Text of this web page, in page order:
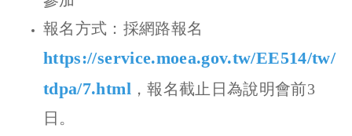
報名方式：採網路報名
https://service.moea.gov.tw/EE514/tw/
tdpa/7.html ，報名截止日為說明會前3
日。